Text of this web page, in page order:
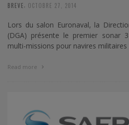
BREVE OCTOBRE 27, 2014
Lors du salon Euronaval, la
(DGA) présente le premier sonar
multi-missions pour navires militaires
Read more